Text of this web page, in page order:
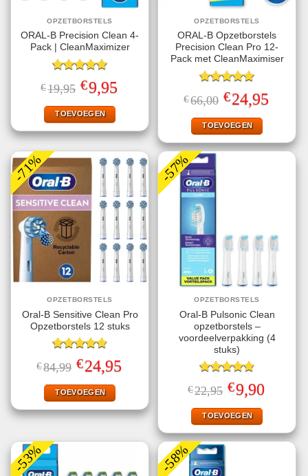
OPZETBORSTELS
ORAL-B Precision Clean 4-
Pack | CleanMaximizer
Gewaardeerd
5.00uit 5
€19,95 Oorspronkelijke
prijs
was:
€19,95.
€9,95prijs
TOEVOEGEN
OPZETBORSTELS
ORAL-B Opzetborstels
Precision Clean Pro 12-
Pack met CleanMaximiser
Gewaardeerd
5.00uit 5
€66,00 Oorspronkelijke
prijs
was:
€66,00.
€24,95prijs
TOEVOEGEN
-71%
OPZETBORSTELS
Oral-B Sensitive Clean Pro
Opzetborstels 12 stuks
Gewaardeerd
4.78uit 5
€84,99 Oorspronkelijke
prijs
was:
€84,99.
€24,95prijs
TOEVOEGEN
-57%
OPZETBORSTELS
Oral-B Pulsonic Clean
opzetborstels –
voordeelverpakking (4
stuks)
Gewaardeerd
4.87uit 5
€22,95 Oorspronkelijke
prijs
was:
€22,95.
€9,90Huidige
prijs
TOEVOEGEN
-53% -58%